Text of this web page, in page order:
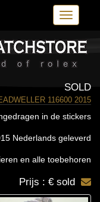
Toggle
SOLD
116600 2015
in de stickers
Nederlands geleverd
en alle toebehoren
Prijs : € sold